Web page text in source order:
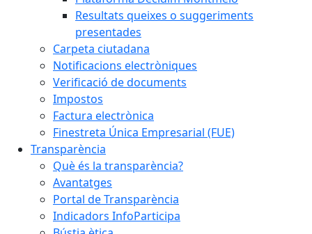
Resultats queixes o suggeriments
presentades
Carpeta ciutadana
Notificacions electròniques
Verificació de documents
Impostos
Factura electrònica
Finestreta Única Empresarial (FUE)
Transparència
Què és la transparència?
Avantatges
Portal de Transparència
Indicadors InfoParticipa